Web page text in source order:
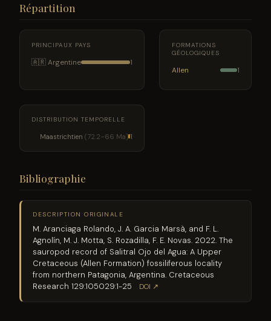
Répartition
PRINCIPAUX PAYS
🇦🇷 Argentine 1
FORMATIONS
GÉOLOGIQUES
Allen 1
DISTRIBUTION TEMPORELLE
Maastrichtien (72.2–66 Ma) 1
Bibliographie
DESCRIPTION ORIGINALE
M. Aranciaga Rolando, J. A. Garcia Marsà, and F. L.
Agnolín, M. J. Motta, S. Rozadilla, F. E. Novas. 2022. The
sauropod record of Salitral Ojo del Agua: A Upper
Cretaceous (Allen Formation) fossiliferous locality
from northern Patagonia, Argentina. Cretaceous
Research 129:105029:1-25
DOI ↗